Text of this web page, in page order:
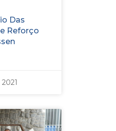
Das
Reforço